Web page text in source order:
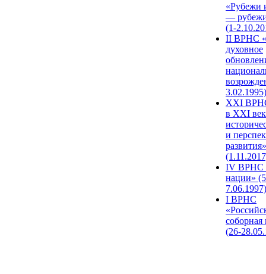
«Рубежи
—
(1-
II ВРНС
духовное
3.02.1995)
XХI
в XXI
и
развития»
IV ВРНС
нации»
7.06.1997)
I ВРНС
(26-